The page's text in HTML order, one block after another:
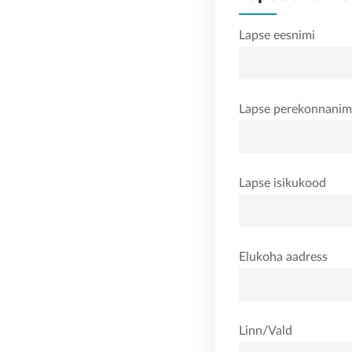
Lapse eesnimi
Lapse
Lapse isikukood
Elukoha aadress
Linn/Vald